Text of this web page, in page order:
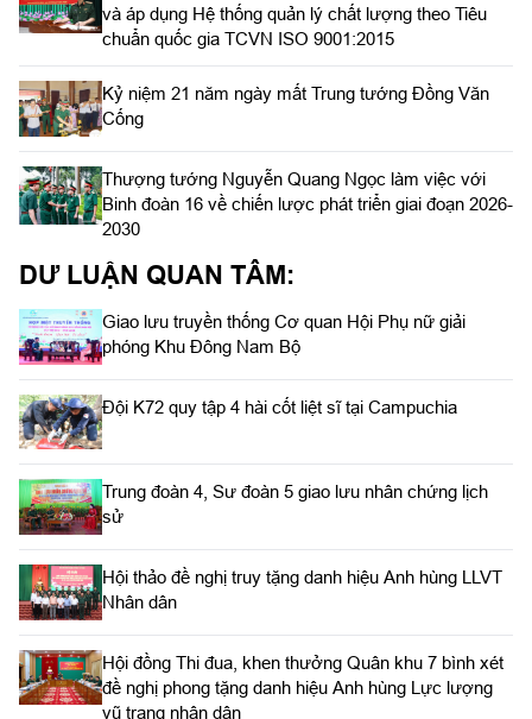
và áp dụng Hệ thống quản lý chất lượng theo Tiêu
chuẩn quốc gia TCVN ISO 9001:2015
Kỷ niệm 21 năm ngày mất Trung tướng Đồng Văn
Cống
Thượng tướng Nguyễn Quang Ngọc làm việc với
Binh đoàn 16 về chiến lược phát triển giai đoạn 2026-
2030
DƯ LUẬN QUAN TÂM:
Giao lưu truyền thống Cơ quan Hội Phụ nữ giải
phóng Khu Đông Nam Bộ
Đội K72 quy tập 4 hài cốt liệt sĩ tại Campuchia
Trung đoàn 4, Sư đoàn 5 giao lưu nhân chứng lịch
sử
Hội thảo đề nghị truy tặng danh hiệu Anh hùng LLVT
Nhân dân
Hội đồng Thi đua, khen thưởng Quân khu 7 bình xét
đề nghị phong tặng danh hiệu Anh hùng Lực lượng
vũ trang nhân dân